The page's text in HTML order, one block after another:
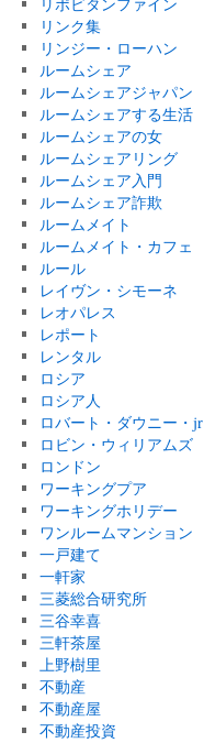
リンク集
リンジー・ローハン
ルームシェア
ルームシェアジャパン
ルームシェアする生活
ルームシェアの女
ルームシェアリング
ルームシェア入門
ルームシェア詐欺
ルームメイト
ルームメイト・カフェ
ルール
レイヴン・シモーネ
レオパレス
レポート
レンタル
ロシア
ロシア人
ロバート・ダウニー・jr
ロビン・ウィリアムズ
ロンドン
ワーキングプア
ワーキングホリデー
ワンルームマンション
一戸建て
一軒家
三菱総合研究所
三谷幸喜
三軒茶屋
上野樹里
不動産
不動産屋
不動産投資